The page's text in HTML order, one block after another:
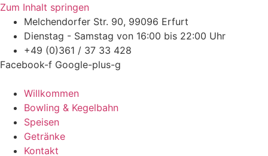
Zum Inhalt springen
Melchendorfer Str. 90, 99096 Erfurt
Dienstag - Samstag von 16:00 bis 22:00 Uhr
+49 (0)361 / 37 33 428
Facebook-f Google-plus-g
Willkommen
Bowling & Kegelbahn
Speisen
Getränke
Kontakt